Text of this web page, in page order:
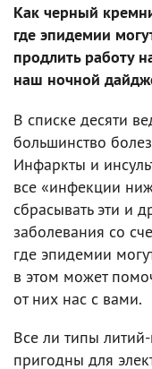
Как черный
где эпидемии
продлить работу
наш ночной
В списке десяти
большинство
Инфаркты и
все «инфекции
сбрасывать эти и
заболевания со
где эпидемии
в этом может
от них нас с вами.
Все ли типы
пригодны для